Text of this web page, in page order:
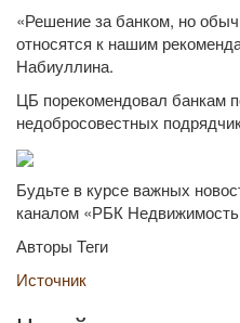
«Решение за банком, но
относятся к нашим
Набиуллина.
ЦБ порекомендовал банкам
недобросовестных
Будьте в курсе важных
каналом «РБК
Авторы Теги
Источник